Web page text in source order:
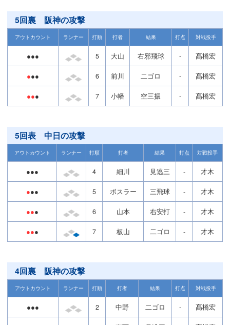
5回裏 阪神の攻撃
アウトカウント ランナー 打順 打者 結果 打点 対戦投手
●●● 5 大山 右邪飛球 - 髙橋宏
●●● 6 前川 二ゴロ - 髙橋宏
●●● 7 小幡 空三振 - 髙橋宏
5回表 中日の攻撃
アウトカウント ランナー 打順 打者 結果 打点 対戦投手
●●● 4 細川 見逃三 - 才木
●●● 5 ボスラー 三飛球 - 才木
●●● 6 山本 右安打 - 才木
●●● 7 板山 二ゴロ - 才木
4回裏 阪神の攻撃
アウトカウント ランナー 打順 打者 結果 打点 対戦投手
●●● 2 中野 二ゴロ - 髙橋宏